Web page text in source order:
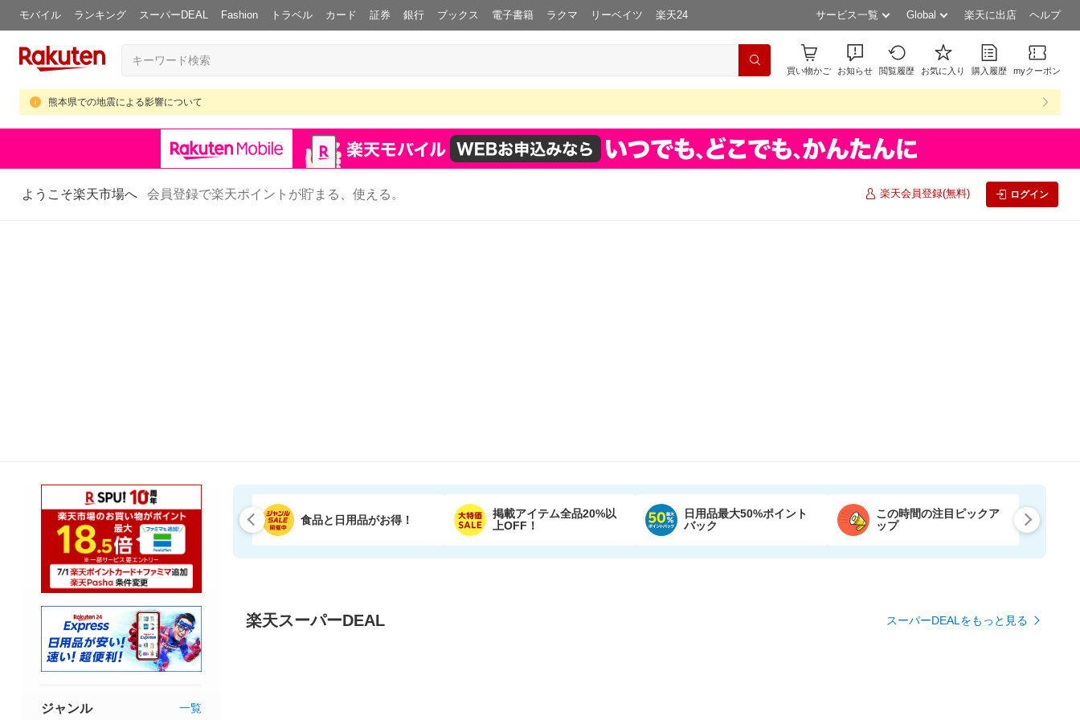
モバイル ランキング スーパーDEAL Fashion トラベル カード 証券 銀行 ブックス 電子書籍 ラクマ リーベイツ 楽天24 サービス一覧 Global 楽天に出店 ヘルプ
買い物かご お知らせ 閲覧履歴 お気に入り 購入履歴 myクーポン
熊本県での地震による影響について
ようこそ楽天市場へ 会員登録で楽天ポイントが貯まる、使える。 楽天会員登録(無料) ログイン
食品と日用品がお得！
掲載アイテム全品20%以
上OFF！
日用品最大50%ポイント
バック
この時間の注目ピックア
ップ
楽天スーパーDEAL スーパーDEALをもっと見る
ジャンル 一覧